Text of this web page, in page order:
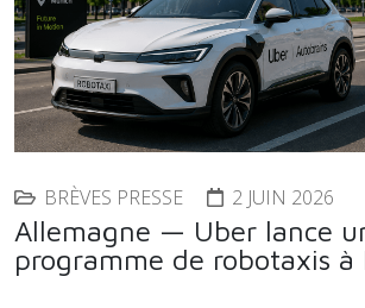
BRÈVES PRESSE 2 JUIN 2026
Allemagne — Uber lance
programme de robotaxis à